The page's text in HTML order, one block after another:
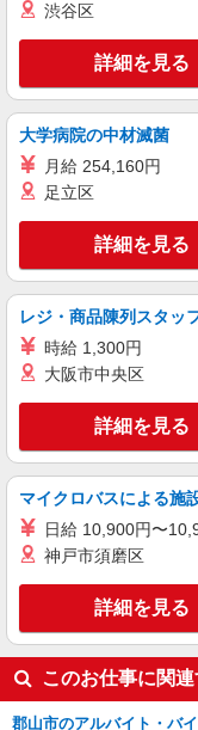
株式会社kotrio /●SD-H-
郡山
住宅
キープ
派遣社員
株式会社kotrio /●SD-H-
郡
ート
キープ
渋谷区
詳細を見る
大学病院の中材滅菌
月給 254,160円
足立区
詳細を見る
レジ・商品陳列スタッ
時給 1,300円
大阪市中央区
詳細を見る
マイクロバスによる施
日給 10,900円〜
神戸市須磨区
詳細を見る
このお仕事に関
郡山市のアルバイト・バ